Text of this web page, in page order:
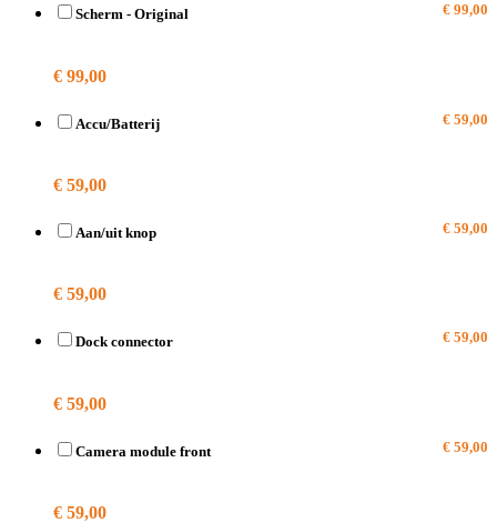
Scherm - Original € 99,00
€ 99,00
Accu/Batterij € 59,00
€ 59,00
Aan/uit knop € 59,00
€ 59,00
Dock connector € 59,00
€ 59,00
Camera module front € 59,00
€ 59,00